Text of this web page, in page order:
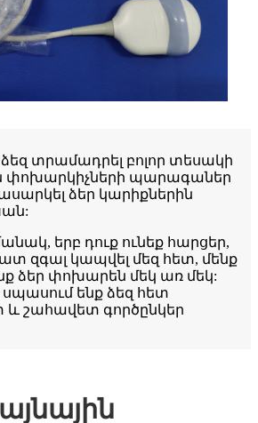
տրամադրել բոլոր տեսակի
փոխարկիչների պարագաներ
ձեր կարիքներին
երբ դուք ունեք հարցեր,
զգալ կապվել մեզ հետ, մենք
փոխարեն մեկ առ մեկ:
ենք ձեզ հետ
շահավետ գործընկեր